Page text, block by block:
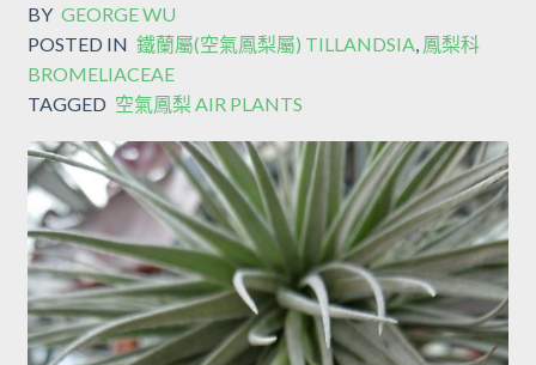
BY GEORGE WU
POSTED IN 鐵蘭屬(空氣鳳梨屬) TILLANDSIA, 鳳梨科
BROMELIACEAE
TAGGED 空氣鳳梨 AIR PLANTS